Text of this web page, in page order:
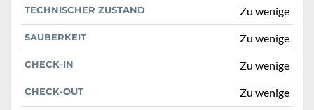
TECHNISCHER ZUSTAND Zu wenige
SAUBERKEIT Zu wenige
CHECK-IN Zu wenige
CHECK-OUT Zu wenige